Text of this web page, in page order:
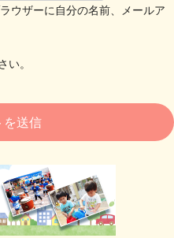
ウザーに自分の名前、メールア
。